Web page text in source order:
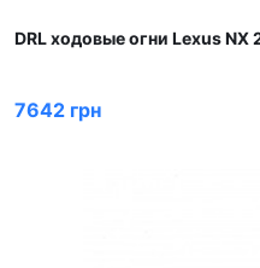
DRL ходовые огни Lexus
7642 грн